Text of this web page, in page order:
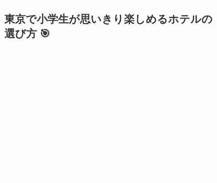
東京で小学生が思いきり楽しめるホテルの
選び方 🎯